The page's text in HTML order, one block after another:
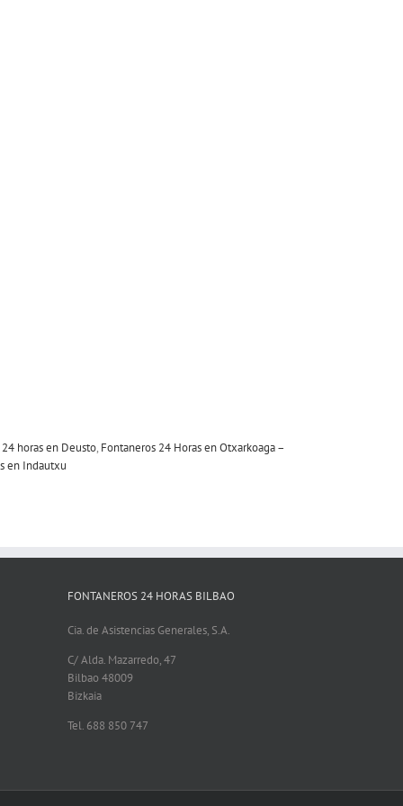
horas en Deusto, Fontaneros 24 Horas en Otxarkoaga –
en Indautxu
FONTANEROS 24 HORAS BILBAO
Cia. de Asistencias Generales, S.A.
C/ Alda. Mazarredo, 47
Bilbao 48009
Bizkaia
Tel. 688 850 747